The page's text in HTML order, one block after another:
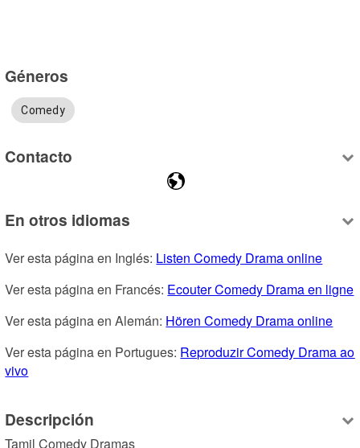
Géneros
Comedy
Contacto
En otros idiomas
Ver esta página en Inglés: Listen Comedy Drama online
Ver esta página en Francés: Ecouter Comedy Drama en ligne
Ver esta página en Alemán: Hören Comedy Drama online
Ver esta página en Portugues: Reproduzir Comedy Drama ao
vivo
Descripción
Tamil Comedy Dramas